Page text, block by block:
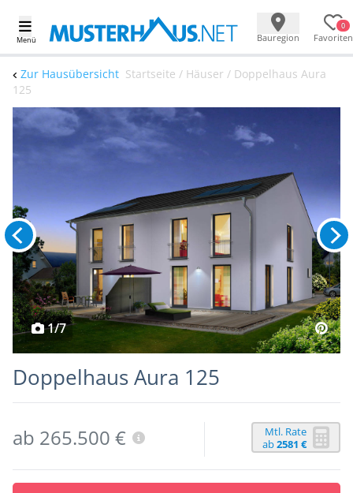
Menü Bauregion
0
Favoriten
Zur Hausübersicht Startseite / Häuser / Doppelhaus Aura
125
1/7
Doppelhaus Aura 125
ab 265.500 €
Mtl. Rate
ab2581 €